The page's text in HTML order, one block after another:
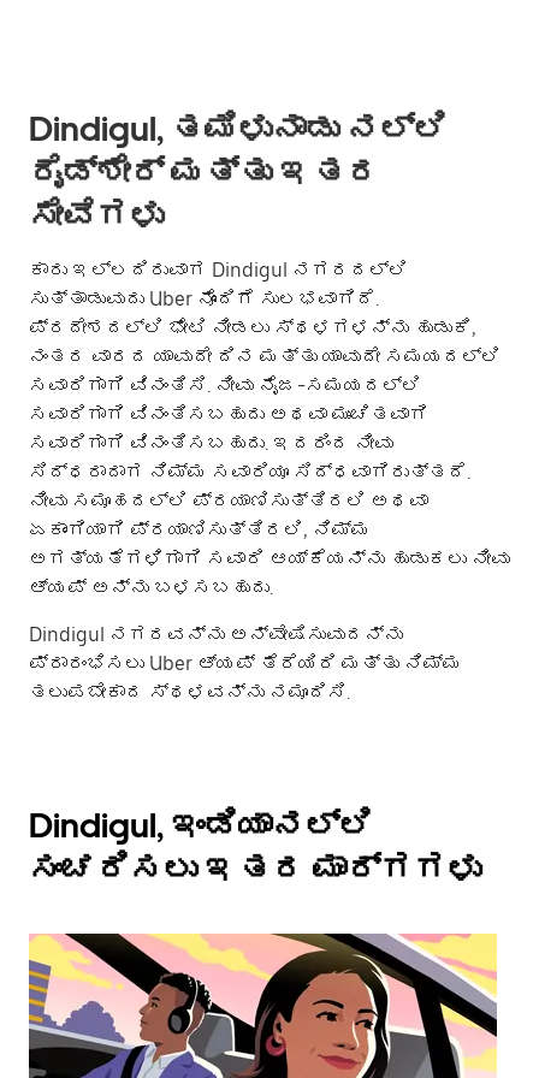
Dindigul, ತಮಿಳುನಾಡು ನಲ್ಲಿ
ರೈಡ್‌ಶೇರ್ ಮತ್ತು ಇತರ
ಸೇವೆಗಳು
ಕಾರು ಇಲ್ಲದಿರುವಾಗ Dindigul ನಗರದಲ್ಲಿ
ಸುತ್ತಾಡುವುದು Uber ನೊಂದಿಗೆ ಸುಲಭವಾಗಿದೆ.
ಪ್ರದೇಶದಲ್ಲಿ ಭೇಟಿ ನೀಡಲು ಸ್ಥಳಗಳನ್ನು ಹುಡುಕಿ,
ನಂತರ ವಾರದ ಯಾವುದೇ ದಿನ ಮತ್ತು ಯಾವುದೇ ಸಮಯದಲ್ಲಿ
ಸವಾರಿಗಾಗಿ ವಿನಂತಿಸಿ. ನೀವು ನೈಜ-ಸಮಯದಲ್ಲಿ
ಸವಾರಿಗಾಗಿ ವಿನಂತಿಸಬಹುದು ಅಥವಾ ಮುಂಚಿತವಾಗಿ
ಸವಾರಿಗಾಗಿ ವಿನಂತಿಸಬಹುದು. ಇದರಿಂದ ನೀವು
ಸಿದ್ಧರಾದಾಗ ನಿಮ್ಮ ಸವಾರಿಯೂ ಸಿದ್ಧವಾಗಿರುತ್ತದೆ.
ನೀವು ಸಮೂಹದಲ್ಲಿ ಪ್ರಯಾಣಿಸುತ್ತಿರಲಿ ಅಥವಾ
ಏಕಾಂಗಿಯಾಗಿ ಪ್ರಯಾಣಿಸುತ್ತಿರಲಿ, ನಿಮ್ಮ
ಅಗತ್ಯತೆಗಳಿಗಾಗಿ ಸವಾರಿ ಆಯ್ಕೆಯನ್ನು ಹುಡುಕಲು ನೀವು
ಆ್ಯಪ್ ಅನ್ನು ಬಳಸಬಹುದು.
Dindigul ನಗರವನ್ನು ಅನ್ವೇಷಿಸುವುದನ್ನು
ಪ್ರಾರಂಭಿಸಲು Uber ಆ್ಯಪ್ ತೆರೆಯಿರಿ ಮತ್ತು ನಿಮ್ಮ
ತಲುಪಬೇಕಾದ ಸ್ಥಳವನ್ನು ನಮೂದಿಸಿ.
Dindigul, ಇಂಡಿಯಾನಲ್ಲಿ
ಸಂಚರಿಸಲು ಇತರ ಮಾರ್ಗಗಳು